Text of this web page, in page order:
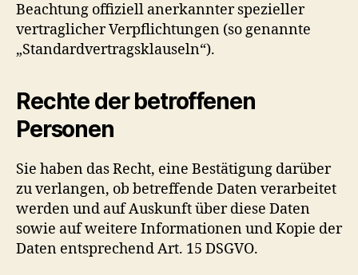
Beachtung offiziell anerkannter spezieller
vertraglicher Verpflichtungen (so genannte
„Standardvertragsklauseln“).
Rechte der betroffenen
Personen
Sie haben das Recht, eine Bestätigung darüber
zu verlangen, ob betreffende Daten verarbeitet
werden und auf Auskunft über diese Daten
sowie auf weitere Informationen und Kopie der
Daten entsprechend Art. 15 DSGVO.